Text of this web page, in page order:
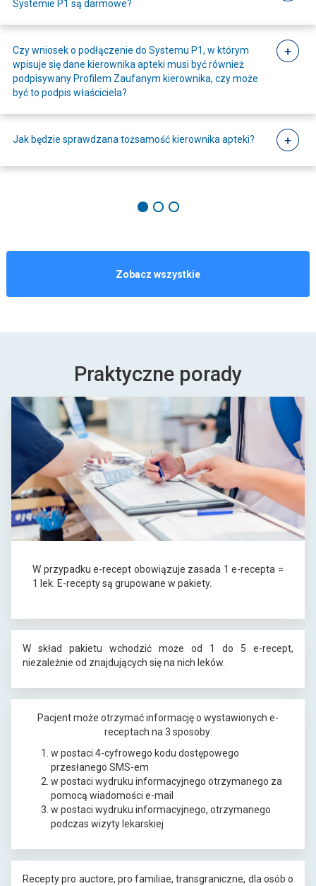
t
e
i
i
p
u
t
i
ę
w
o
j
e
Systemie P1 są darmowe?
Czy wniosek o podłączenie do Systemu P1, w którym
wpisuje się dane kierownika apteki musi być również
podpisywany Profilem Zaufanym kierownika, czy może
być to podpis właściciela?
Jak będzie sprawdzana tożsamość kierownika apteki?
Zobacz wszystkiepytania
Praktyczne porady
W przypadku e-recept obowiązuje zasada 1 e-recepta =
1 lek. E-recepty są grupowane w pakiety.
W skład pakietu wchodzić może od 1 do 5 e-recept,
niezależnie od znajdujących się na nich leków.
Pacjent może otrzymać informację o wystawionych e-
receptach na 3 sposoby:
w postaci 4-cyfrowego kodu dostępowego
przesłanego SMS-em
w postaci wydruku informacyjnego otrzymanego za
pomocą wiadomości e-mail
w postaci wydruku informacyjnego, otrzymanego
podczas wizyty lekarskiej
Recepty pro auctore, pro familiae, transgraniczne, dla osób o